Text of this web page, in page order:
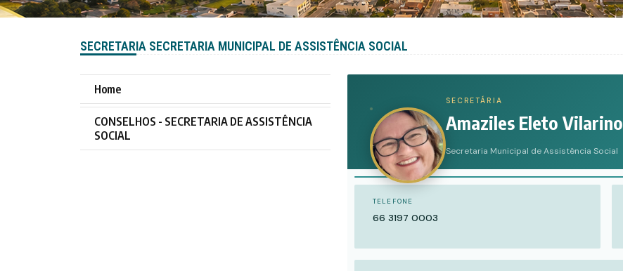
SECRETARIA SECRETARIA MUNICIPAL DE ASSISTÊNCIA SOCIAL
Home
CONSELHOS - SECRETARIA DE ASSISTÊNCIA
SOCIAL
SECRETÁRIA
Amaziles Eleto Vilarino
Secretaria Municipal de Assistência Social
TELEFONE
66 3197 0003